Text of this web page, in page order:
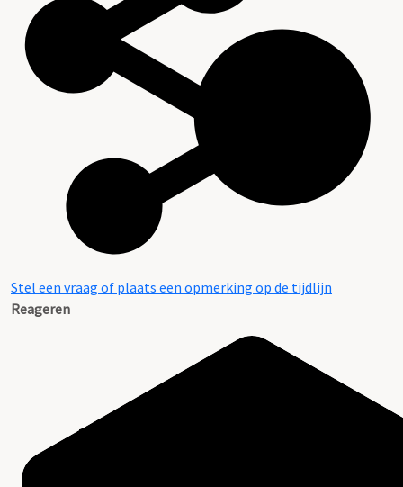
Stel een vraag of plaats een opmerking op de tijdlijn
Reageren